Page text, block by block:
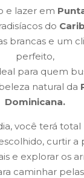
e lazer em
do
brancas e um
perfeito,
para quem
natural da
Dominicana.
você terá
curtir a
e explorar os
caminhar